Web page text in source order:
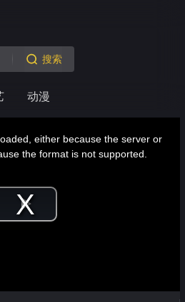
动漫
搜索
Play
either because the server or
the format is not supported.